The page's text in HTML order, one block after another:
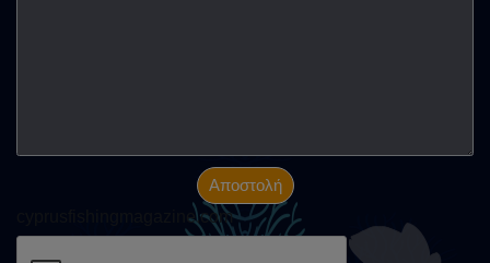
Αποστολή
cyprusfishingmagazine.com